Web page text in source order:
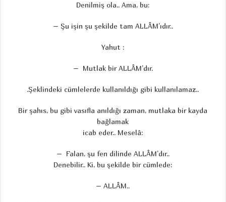
Denilmiş ola.. Ama, bu:
– Şu işin şu şekilde tam ALLÂM’ıdır..
Yahut :
– Mutlak bir ALLÂM’dır.
.Şeklindeki cümlelerde kullanıldığı gibi kullanılamaz..
Bir şahıs, bu gibi vasıfla anıldığı zaman, mutlaka bir kayda
bağlamak
icab eder.. Meselâ:
– Falan, şu fen dilinde ALLÂM’dır..
Denebilir.. Ki, bu şekilde bir cümlede:
– ALLÂM..